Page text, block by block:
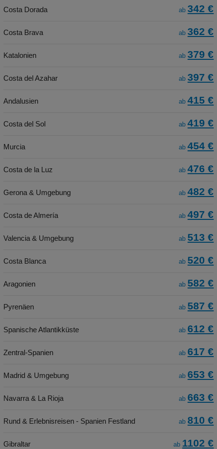
Costa Dorada ab 342 €
Costa Brava ab 362 €
Katalonien ab 379 €
Costa del Azahar ab 397 €
Andalusien ab 415 €
Costa del Sol ab 419 €
Murcia ab 454 €
Costa de la Luz ab 476 €
Gerona & Umgebung ab 482 €
Costa de Almería ab 497 €
Valencia & Umgebung ab 513 €
Costa Blanca ab 520 €
Aragonien ab 582 €
Pyrenäen ab 587 €
Spanische Atlantikküste ab 612 €
Zentral-Spanien ab 617 €
Madrid & Umgebung ab 653 €
Navarra & La Rioja ab 663 €
Rund & Erlebnisreisen - Spanien Festland ab 810 €
Gibraltar ab 1102 €